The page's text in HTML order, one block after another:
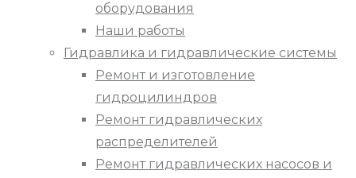
оборудования
Наши работы
Гидравлика и гидравлические системы
Ремонт и изготовление
гидроцилиндров
Ремонт гидравлических
распределителей
Ремонт гидравлических насосов и